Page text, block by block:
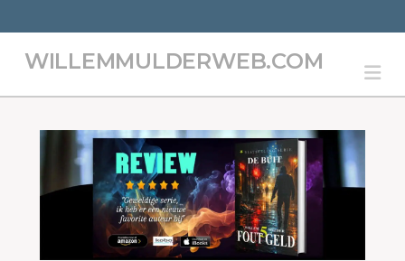
WILLEMMULDERWEB.COM